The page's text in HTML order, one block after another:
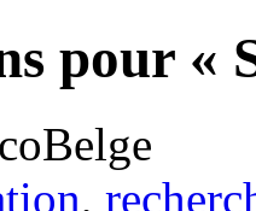
pour «
,